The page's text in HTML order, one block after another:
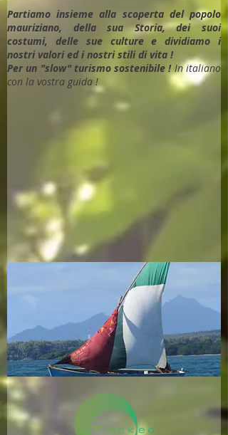
Partiamo insieme alla scoperta del popolo
mauriziano, della sua Storia, dei suoi
costumi, delle sue culture e dividiamo i
nostri valori ed i nostri stili di vita !
Per un "slow" turismo sostenibile !In italiano
con la vostra guida !